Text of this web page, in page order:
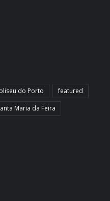
do Porto
featured
Maria da Feira